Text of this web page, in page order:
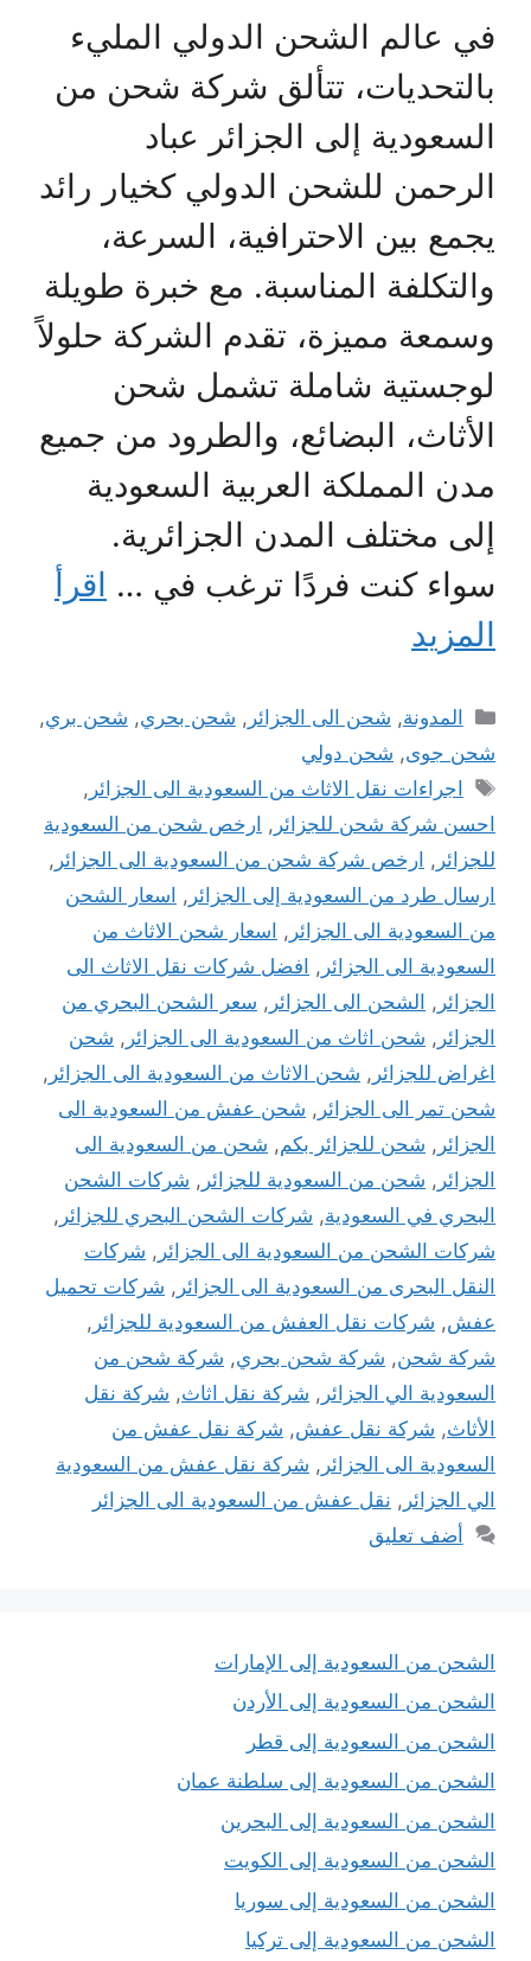
في عالم الشحن الدولي المليء
بالتحديات، تتألق شركة شحن من
السعودية إلى الجزائر عباد
الرحمن للشحن الدولي كخيار رائد
يجمع بين الاحترافية، السرعة،
والتكلفة المناسبة. مع خبرة طويلة
وسمعة مميزة، تقدم الشركة حلولاً
لوجستية شاملة تشمل شحن
الأثاث، البضائع، والطرود من جميع
مدن المملكة العربية السعودية
إلى مختلف المدن الجزائرية.
سواء كنت فردًا ترغب في … اقرأ
المزيد
التصنيفات
المدونة, شحن الى الجزائر , شحن بحري, شحن بري,
شحن جوى, شحن دولي
الوسوم
اجراءات نقل الاثاث من السعودية الى الجزائر ,
احسن شركة شحن للجزائر , ارخص شحن من السعودية
للجزائر , ارخص شركة شحن من السعودية الى الجزائر ,
ارسال طرد من السعودية إلى الجزائر , اسعار الشحن
من السعودية الى الجزائر , اسعار شحن الاثاث من
السعودية الى الجزائر , افضل شركات نقل الاثاث الى
الجزائر , الشحن الى الجزائر , سعر الشحن البحري من
الجزائر , شحن اثاث من السعودية الى الجزائر , شحن
اغراض للجزائر , شحن الاثاث من السعودية الى الجزائر ,
شحن تمر الى الجزائر , شحن عفش من السعودية الى
الجزائر , شحن للجزائر بكم, شحن من السعودية الى
الجزائر , شحن من السعودية للجزائر , شركات الشحن
البحري في السعودية, شركات الشحن البحري للجزائر ,
شركات الشحن من السعودية الى الجزائر , شركات
النقل البحرى من السعودية الى الجزائر , شركات تحميل
عفش, شركات نقل العفش من السعودية للجزائر ,
شركة شحن, شركة شحن بحري, شركة شحن من
السعودية الي الجزائر , شركة نقل اثاث, شركة نقل
الأثاث, شركة نقل عفش, شركة نقل عفش من
السعودية الى الجزائر , شركة نقل عفش من السعودية
الي الجزائر , نقل عفش من السعودية الى الجزائر
أضف تعليق
الشحن من السعودية إلى الإمارات
الشحن من السعودية إلى الأردن
الشحن من السعودية إلى قطر
الشحن من السعودية إلى سلطنة عمان
الشحن من السعودية إلى البحرين
الشحن من السعودية إلى الكويت
الشحن من السعودية إلى سوريا
الشحن من السعودية إلى تركيا